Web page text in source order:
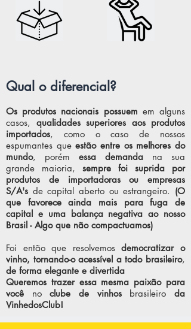
Qual o diferencial?
Os produtos nacionais possuem em alguns
casos, qualidades superiores aos produtos
importados, como o caso de nossos
espumantes queestão entre os melhores do
mundo, porém essa demanda na sua
grande maioria, sempre foi suprida por
produtos de importadoras ou empresas
S/A's de capital aberto ou estrangeiro. (O
que favorece ainda mais para fuga de
capital e uma balança negativa ao nosso
Brasil - Algo que não compactuamos)
Foi então que resolvemosdemocratizar o
vinho, tornando-o acessível a todo brasileiro,
de forma elegante e divertida
Queremos trazer essa mesma paixão para
você noclube de vinhosbrasileiroda
VinhedosClub!